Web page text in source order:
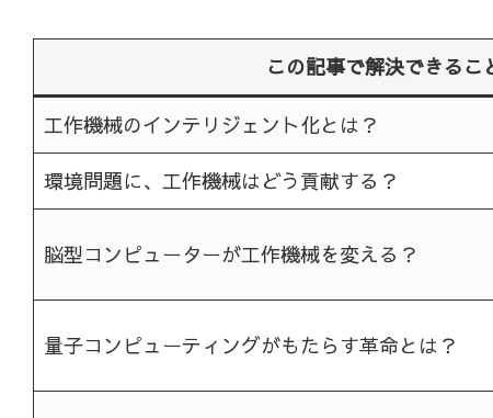
この記事で解決できるこ
工作機械のインテリジェント化とは？
環境問題に、工作機械はどう貢献する？
脳型コンピューターが工作機械を変える？
量子コンピューティングがもたらす革命とは？